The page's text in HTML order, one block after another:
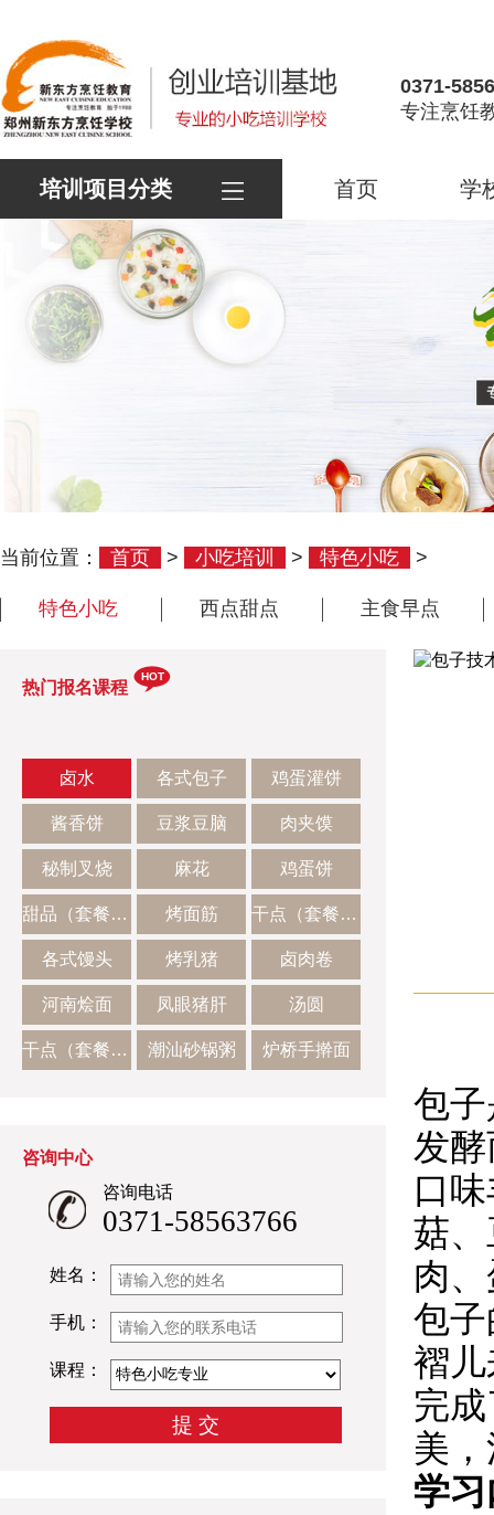
0371-
专注烹饪
培训项目分类 首页 学
当前位置： 首页 > 小吃培训 > 特色小吃 >
特色小吃 西点甜点 主食早点
热门报名课程
HOT
卤水 各式包子 鸡蛋灌饼
酱香饼 豆浆豆脑 肉夹馍
秘制叉烧 麻花 鸡蛋饼
甜品（套餐二） 烤面筋 干点（套餐一）
各式馒头 烤乳猪 卤肉卷
河南烩面 凤眼猪肝 汤圆
干点（套餐二） 潮汕砂锅粥 炉桥手擀面
咨询中心
咨询电话
0371-58563766
姓名：
手机：
课程：
包
发
口
菇
肉
包
褶
完
美
学